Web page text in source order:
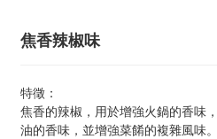
焦香辣椒味
特徵：
焦香的辣椒，用於增強火鍋的香味
油的香味，並增強菜餚的複雜風味。